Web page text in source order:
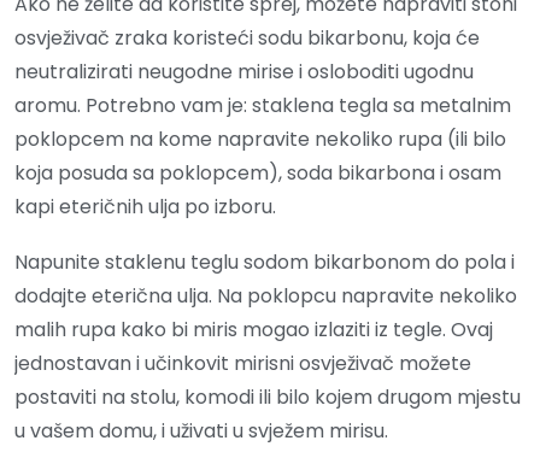
osvježivač zraka koristeći sodu bikarbonu, koja će
neutralizirati neugodne mirise i osloboditi ugodnu
aromu. Potrebno vam je: staklena tegla sa metalnim
poklopcem na kome napravite nekoliko rupa (ili bilo
koja posuda sa poklopcem), soda bikarbona i osam
kapi eteričnih ulja po izboru.
Napunite staklenu teglu sodom bikarbonom do pola i
dodajte eterična ulja. Na poklopcu napravite nekoliko
malih rupa kako bi miris mogao izlaziti iz tegle. Ovaj
jednostavan i učinkovit mirisni osvježivač možete
postaviti na stolu, komodi ili bilo kojem drugom mjestu
u vašem domu, i uživati u svježem mirisu.